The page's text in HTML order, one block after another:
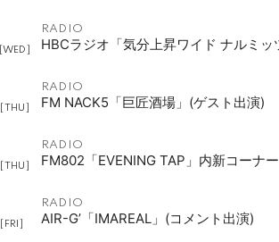
[WED]
RADIO
HBCラジオ「気分上昇ワイド ナルミッ
[THU]
RADIO
FM NACK5「巨匠酒場」(ゲスト出演)
[THU]
RADIO
FM802「EVENING TAP」内新コーナ
[FRI]
RADIO
AIR-G’「IMAREAL」(コメント出演)